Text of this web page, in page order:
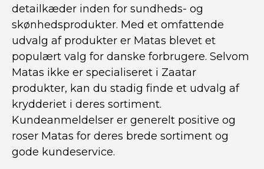
detailkæder inden for sundheds- og
skønhedsprodukter. Med et omfattende
udvalg af produkter er Matas blevet et
populært valg for danske forbrugere. Selvom
Matas ikke er specialiseret i Zaatar
produkter, kan du stadig finde et udvalg af
krydderiet i deres sortiment.
Kundeanmeldelser er generelt positive og
roser Matas for deres brede sortiment og
gode kundeservice.